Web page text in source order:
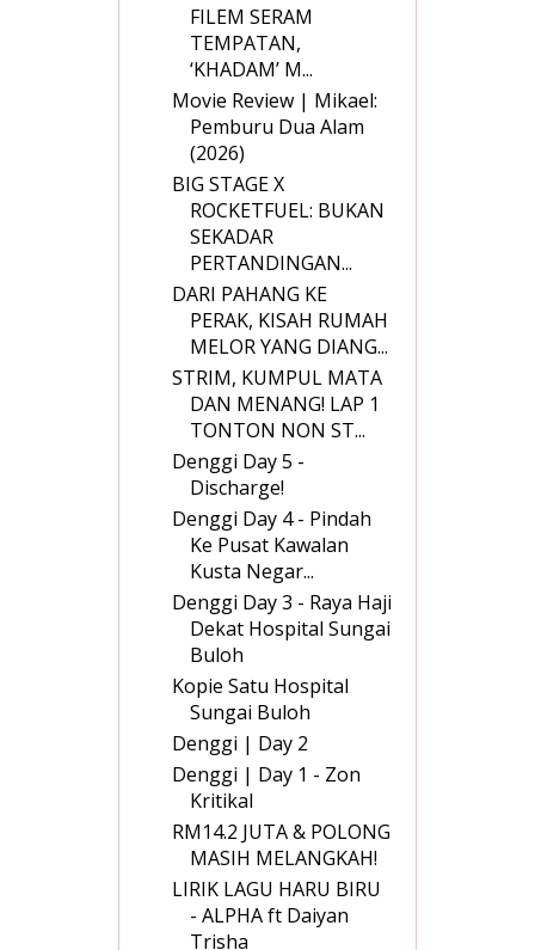
FILEM SERAM
TEMPATAN,
‘KHADAM’ M...
Movie Review | Mikael:
Pemburu Dua Alam
(2026)
BIG STAGE X
ROCKETFUEL: BUKAN
SEKADAR
PERTANDINGAN...
DARI PAHANG KE
PERAK, KISAH RUMAH
MELOR YANG DIANG...
STRIM, KUMPUL MATA
DAN MENANG! LAP 1
TONTON NON ST...
Denggi Day 5 -
Discharge!
Denggi Day 4 - Pindah
Ke Pusat Kawalan
Kusta Negar...
Denggi Day 3 - Raya Haji
Dekat Hospital Sungai
Buloh
Kopie Satu Hospital
Sungai Buloh
Denggi | Day 2
Denggi | Day 1 - Zon
Kritikal
RM14.2 JUTA & POLONG
MASIH MELANGKAH!
LIRIK LAGU HARU BIRU
- ALPHA ft Daiyan
Trisha